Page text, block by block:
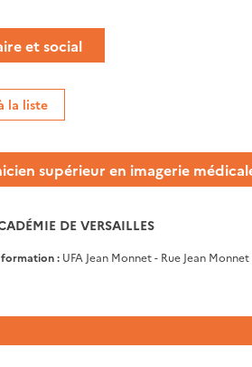
et social
la liste
supérieur en imagerie
DE VERSAILLES
formation : UFA Jean Monnet - Rue Jean